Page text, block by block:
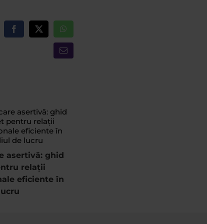
Facebook
X WhatsApp
Email
asertivă: ghid
relații
eficiente în